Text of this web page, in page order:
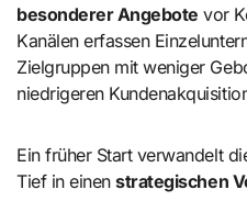
besonderer Angebote vor
Kanälen erfassen
Zielgruppen mit weniger
niedrigeren
Ein früher Start verwandelt
Tief in einenstrategischen